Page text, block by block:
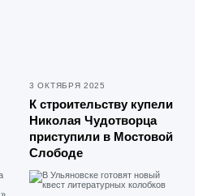
3 ОКТЯБРЯ 2025
К строительству купели
Николая Чудотворца
приступили в Мостовой
Слободе